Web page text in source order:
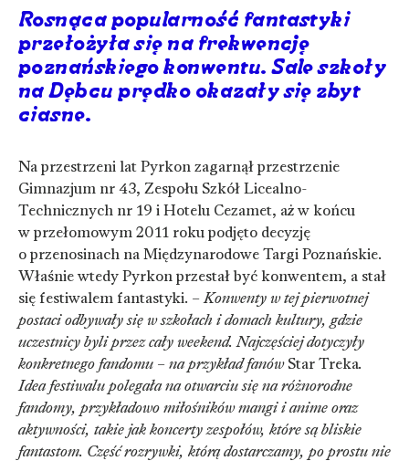
Rosnąca popularność fantastyki
przełożyła się na frekwencję
poznańskiego konwentu. Sale szkoły
na Dębcu prędko okazały się zbyt
ciasne.
Na przestrzeni lat Pyrkon zagarnął przestrzenie
Gimnazjum nr 43, Zespołu Szkół Licealno-
Technicznych nr 19 i Hotelu Cezamet, aż w końcu
w przełomowym 2011 roku podjęto decyzję
o przenosinach na Międzynarodowe Targi Poznańskie.
Właśnie wtedy Pyrkon przestał być konwentem, a stał
się festiwalem fantastyki. – Konwenty w tej pierwotnej
postaci odbywały się w szkołach i domach kultury, gdzie
uczestnicy byli przez cały weekend. Najczęściej dotyczyły
konkretnego fandomu – na przykład fanówStar Treka.
Idea festiwalu polegała na otwarciu się na różnorodne
fandomy, przykładowo miłośników mangi i anime oraz
aktywności, takie jak koncerty zespołów, które są bliskie
fantastom. Część rozrywki, którą dostarczamy, po prostu nie